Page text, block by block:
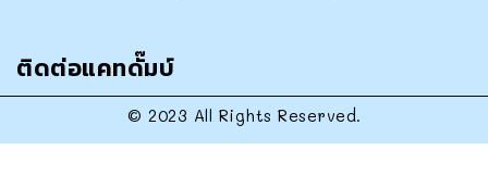
ติดต่อแคทดั๊มบ์
© 2023 All Rights Reserved.